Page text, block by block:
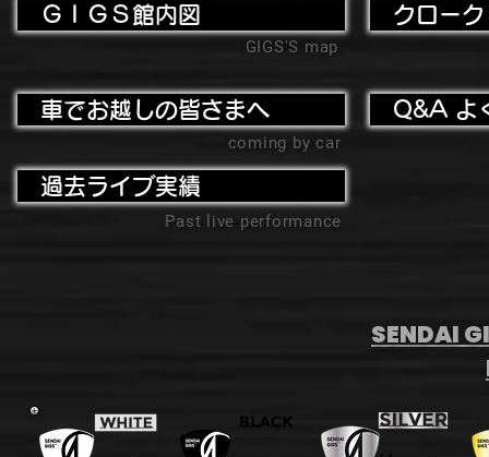
ＧＩＧＳ館内図
GIGS'S map
クローク
車でお越しの皆さまへ
coming by car
過去ライブ実績
Past live performance
Q&A よ
SENDAI